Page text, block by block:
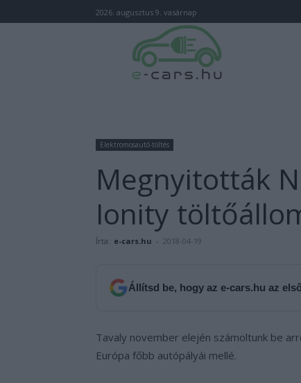
2026. augusztus 9. vasárnap
Elektromosautó-töltés
Megnyitották
Ionity
Írta: e-cars.hu - 2018-04-19
Állítsd be, hogy az e-cars.hu az
Tavaly november elején számoltunk be
Európa főbb autópályái mellé.